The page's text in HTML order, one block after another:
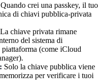
Quando crei una passkey, il tuo
di chiavi pubblica-privata
La chiave privata rimane
del sistema di
(come iCloud
Solo la chiave pubblica viene
per verificare i tuoi